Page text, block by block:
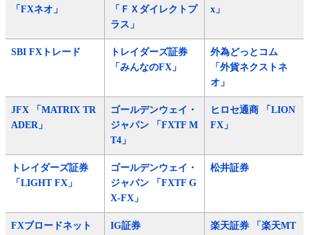
「FXネオ」
「ＦＸダイレクトプ
ラス」
x」
SBI FXトレード
トレイダーズ証券
「みんなのFX」
外為どっとコム
「外貨ネクストネ
オ」
JFX 「MATRIX TR
ADER」
ゴールデンウェイ・
ジャパン 「FXTF M
T4」
ヒロセ通商 「LION
FX」
トレイダーズ証券
「LIGHT FX」
ゴールデンウェイ・
ジャパン 「FXTF G
X-FX」
松井証券
FXブロードネット IG証券
楽天証券 「楽天MT